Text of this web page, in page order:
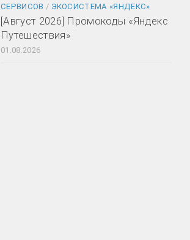
СЕРВИСОВ / ЭКОСИСТЕМА «ЯНДЕКС»
[Август 2026] Промокоды «Яндекс
Путешествия»
01.08.2026